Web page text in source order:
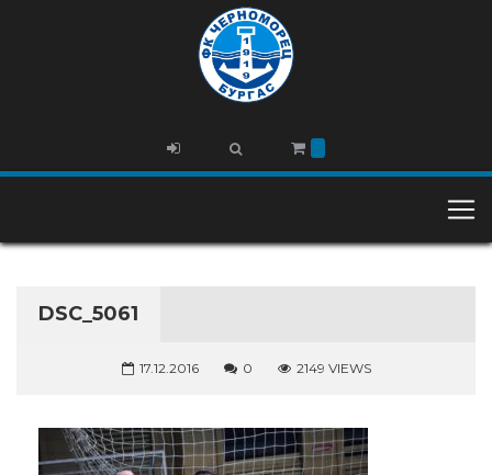
DSC_5061
17.12.2016 0 2149 VIEWS